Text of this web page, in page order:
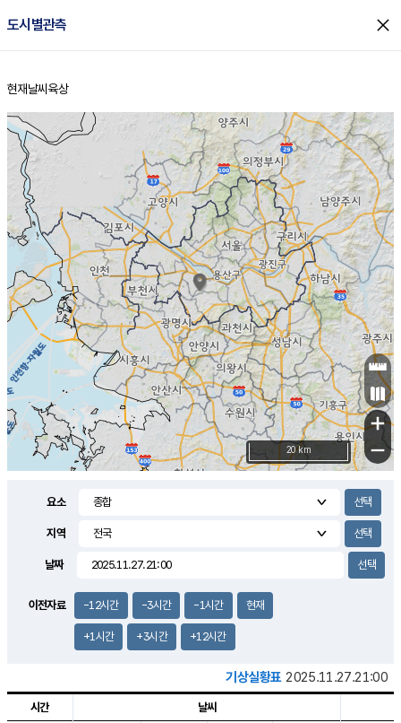
도시별관측 close
홈
현재날씨 육상
+
−
20 km
요소
지역
날짜
이전자료 -12시간 -3시간 -1시간 현재
+1시간 +3시간 +12시간
기상실황표 2025.11.27.21:00
시간 날씨